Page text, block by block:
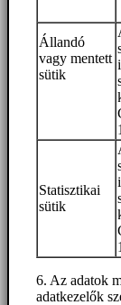
Állandó
vagy mentett
sütik
Statisztikai
sütik
6. Az adatok
adatkezelők